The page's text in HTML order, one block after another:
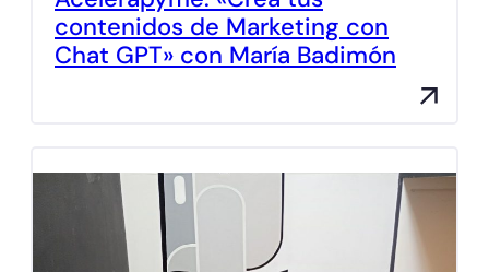
contenidos de Marketing con
Chat GPT» con María Badimón